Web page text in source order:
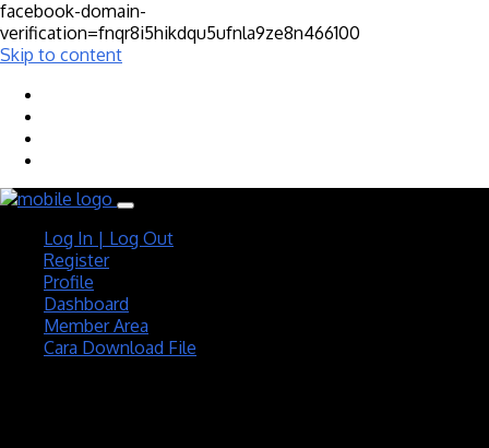
facebook-domain-
verification=fnqr8i5hikdqu5ufnla9ze8n466100
Skip to content
Log In | Log Out
Register
Profile
Dashboard
Member Area
Cara Download File